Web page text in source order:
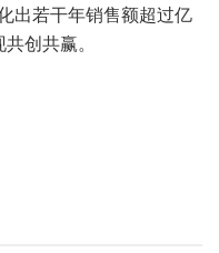
出若干年销售额超过亿
创共赢。